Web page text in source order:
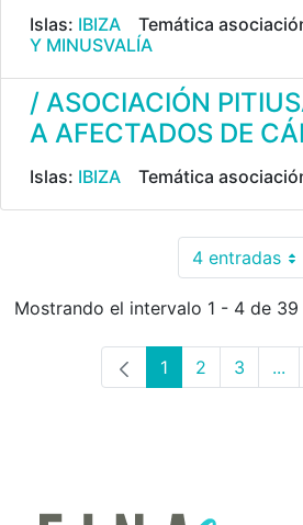
Islas: IBIZA Temática
Y MINUSVALÍA
/ ASOCIACIÓN
A AFECTADOS DE
Islas: IBIZA Temática
4 entradas
Por
Mostrando el intervalo 1 - 4 de 39
Página
1 Página
2 Página
3 ...